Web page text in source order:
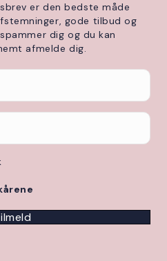
er den bedste måde
gode tilbud og
dig og du kan
afmelde dig.